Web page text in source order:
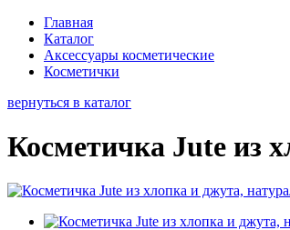
Главная
Каталог
Аксессуары косметические
Косметички
вернуться в каталог
Косметичка Jute из